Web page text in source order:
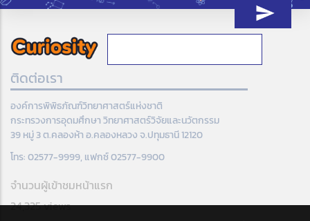
ติดต่อเรา
องค์การพิพิธภัณฑ์วิทยาศาสตร์แห่งชาติ
กระทรวงการอุดมศึกษา วิทยาศาสตร์วิจัยและนวัตกรรม
39 หมู่ 3 ต.คลองห้า อ.คลองหลวง จ.ปทุมธานี 12120
โทร: 02577-9999, แฟกซ์ 02577-9900
จำนวนผู้เข้าชมหน้าแรก
24,325 views